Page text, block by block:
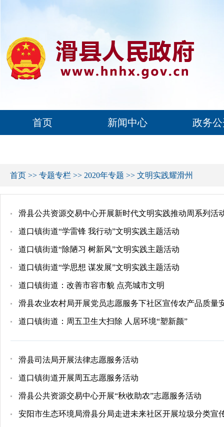
首页 新闻中心 政务
首页 >> 专题专栏 >> 2020年专题 >> 文明实践耀滑州
滑县公共资源交易中心开展新时代文明实践推动周系列活
道口镇街道“学雷锋 我行动”文明实践主题活动
道口镇街道“除陋习 树新风”文明实践主题活动
道口镇街道“学思想 谋发展”文明实践主题活动
道口镇街道：改善市容市貌 点亮城市文明
滑县农业农村局开展党员志愿服务下社区宣传农产品质量
道口镇街道：周五卫生大扫除 人居环境“塑新颜”
滑县司法局开展法律志愿服务活动
道口镇街道开展周五志愿服务活动
滑县公共资源交易中心开展“秋收助农”志愿服务活动
安阳市生态环境局滑县分局走进未来社区开展垃圾分类宣